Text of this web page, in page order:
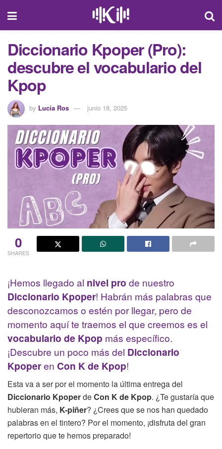
Diccionario Kpoper (Pro):
descubre el vocabulario del
Kpop
by Lucía Ros junio 18, 2025
0
SHARES
¡Hemos llegado al nivel pro de nuestro
Diccionario Kpoper! Habrán más palabras que
desconozcamos o estén por llegar, pero de
momento aquí te traemos el que creemos es el
vocabulario de Kpop más específico.
¡Descubre un poco más del Diccionario
Kpoperen Con K de Kpop!
Esta va a ser por el momento la última entrega del
Diccionario KpoperdeCon K de Kpop. ¿Te gustaría que
hubieran más, K-piñer? ¿Crees que se nos han quedado
palabras en el tintero? Por el momento, ¡disfruta del gran
repertorio que te hemos preparado!